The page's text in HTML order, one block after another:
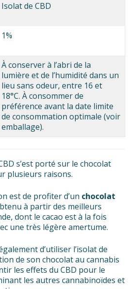
Isolat de CBD
1%
À conserver à l’abri de la
lumière et de l’humidité dans un
lieu sans odeur, entre 16 et
18°C. À consommer de
préférence avant la date limite
de consommation optimale (voir
emballage).
s’est porté sur le chocolat
plusieurs raisons.
est de profiter d’un chocolat
à partir des meilleurs
dont le cacao est à la fois
une très légère amertume.
d’utiliser l’isolat de
de son chocolat au cannabis
les effets du CBD pour le
les autres cannabinoïdes et